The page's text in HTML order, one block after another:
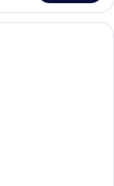
d’hôtel avec deux